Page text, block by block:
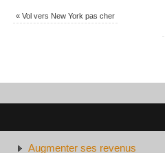
«Vol vers New York pas cher
Augmenter ses revenus